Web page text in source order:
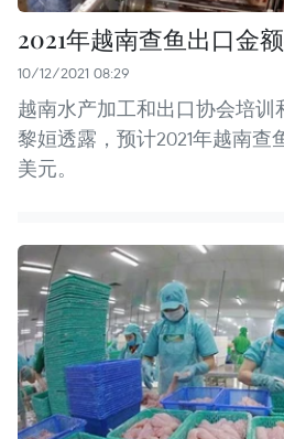
2021年越南查鱼出口金
10/12/2021 08:29
越南水产加工和出口协会培训
黎姮透露，预计2021年越南查
美元。